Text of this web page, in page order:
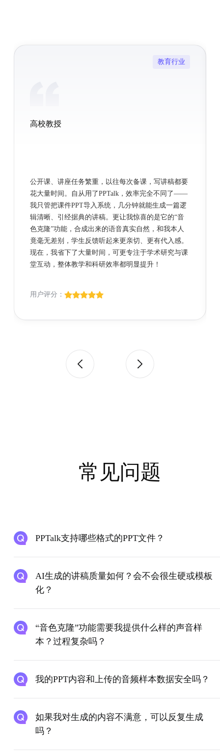
教育行业
高校教授
公开课、讲座任务繁重，以往每次备课，写讲稿都要
花大量时间。自从用了PPTalk，效率完全不同了——
我只管把课件PPT导入系统，几分钟就能生成一篇逻
辑清晰、引经据典的讲稿。更让我惊喜的是它的“音
色克隆”功能，合成出来的语音真实自然，和我本人
竟毫无差别，学生反馈听起来更亲切、更有代入感。
现在，我省下了大量时间，可更专注于学术研究与课
堂互动，整体教学和科研效率都明显提升！
用户评分：
常见问题
PPTalk支持哪些格式的PPT文件？
AI生成的讲稿质量如何？会不会很生硬或模板
化？
“音色克隆”功能需要我提供什么样的声音样
本？过程复杂吗？
我的PPT内容和上传的音频样本数据安全吗？
如果我对生成的内容不满意，可以反复生成
吗？